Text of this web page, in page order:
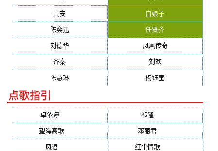
黄安 白娘子
陈奕迅 任贤齐
刘德华 凤凰传奇
齐秦 刘欢
陈慧琳 杨钰莹
点歌指引
卓依婷 祁隆(647)
望海高歌 邓丽君
风语 红尘情歌(472)